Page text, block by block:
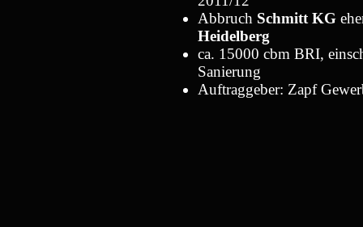
Abbruch Schmitt KG
Heidelberg
ca. 15000 cbm BRI,
Sanierung
Auftraggeber: Zapf